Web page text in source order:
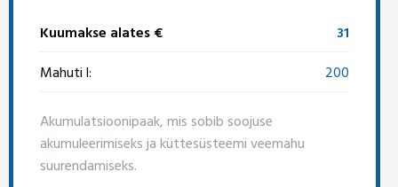
Kuumakse alates €
31
Mahuti l:
200
Akumulatsioonipaak, mis sobib soojuse
akumuleerimiseks ja küttesüsteemi veemahu
suurendamiseks.